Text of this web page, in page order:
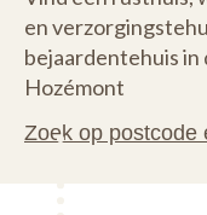
en
bejaardentehuis in
Hozémont
Zoek op postcode